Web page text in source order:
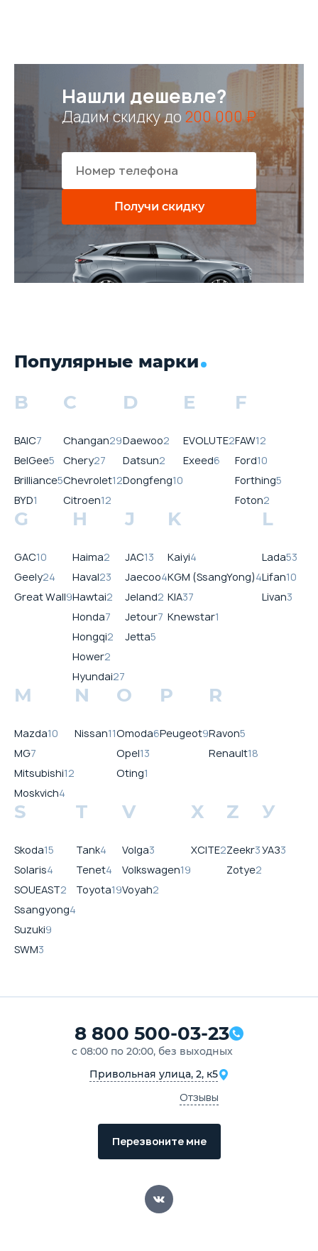
Нашли дешевле?
Дадим скидку до 200 000 ₽
Получи скидку
Популярные марки
B
BAIC7
BelGee5
Brilliance5
BYD1
C
Changan29
Chery27
Chevrolet12
Citroen12
D
Daewoo2
Datsun2
Dongfeng10
E
EVOLUTE2
Exeed6
F
FAW12
Ford10
Forthing5
Foton2
G
GAC10
Geely24
Great Wall9
H
Haima2
Haval23
Hawtai2
Honda7
Hongqi2
Hower2
Hyundai27
J
JAC13
Jaecoo4
Jeland2
Jetour7
Jetta5
K
Kaiyi4
KGM (SsangYong)4
KIA37
Knewstar1
L
Lada53
Lifan10
Livan3
M
Mazda10
MG7
Mitsubishi12
Moskvich4
N
Nissan11
O
Omoda6
Opel13
Oting1
P
Peugeot9
R
Ravon5
Renault18
S
Skoda15
Solaris4
SOUEAST2
Ssangyong4
Suzuki9
SWM3
T
Tank4
Tenet4
Toyota19
V
Volga3
Volkswagen19
Voyah2
X
XCITE2
Z
Zeekr3
Zotye2
У
УАЗ3
8 800 500-03-23
с 08:00 по 20:00, без выходных
Привольная улица, 2, к5
Отзывы
Перезвоните мне